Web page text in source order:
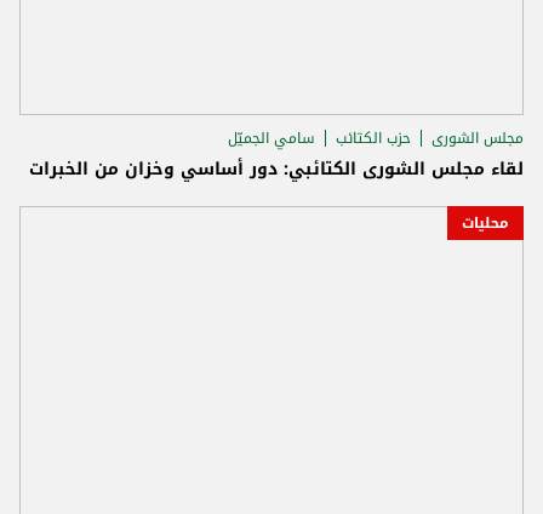
مجلس الشورى حزب الكتائب سامي الجميّل
لقاء مجلس الشورى الكتائبي: دور أساسي وخزان من الخبرات
محليات